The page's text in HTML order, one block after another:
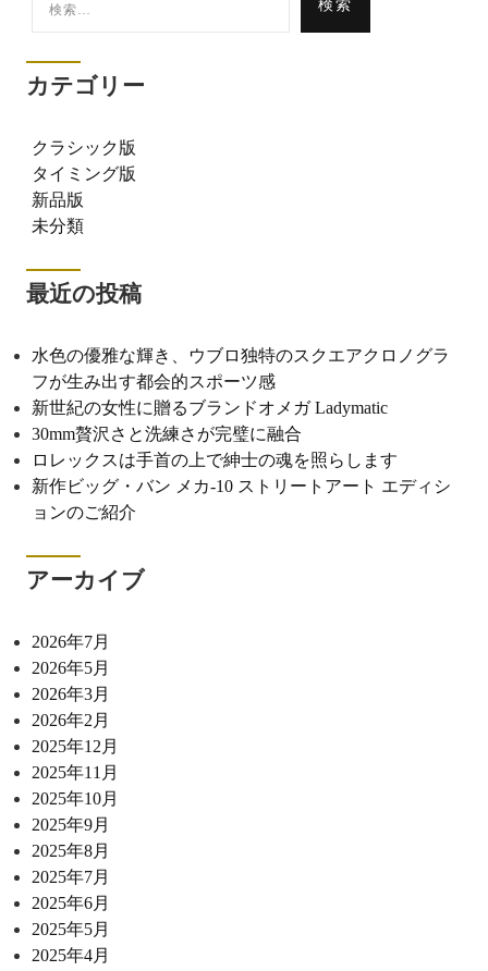
索:
カテゴリー
クラシック版
タイミング版
新品版
未分類
最近の投稿
水色の優雅な輝き、ウブロ独特のスクエアクロノグラ
フが生み出す都会的スポーツ感
新世紀の女性に贈るブランドオメガ Ladymatic
30mm贅沢さと洗練さが完璧に融合
ロレックスは手首の上で紳士の魂を照らします
新作ビッグ・バン メカ-10 ストリートアート エディシ
ョンのご紹介
アーカイブ
2026年7月
2026年5月
2026年3月
2026年2月
2025年12月
2025年11月
2025年10月
2025年9月
2025年8月
2025年7月
2025年6月
2025年5月
2025年4月